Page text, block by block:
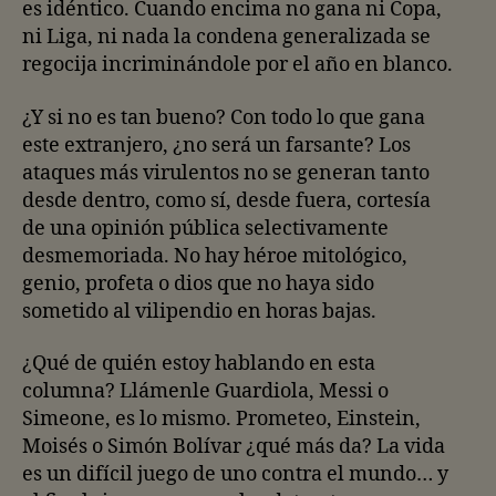
es idéntico. Cuando encima no gana ni Copa,
ni Liga, ni nada la condena generalizada se
regocija incriminándole por el año en blanco.
¿Y si no es tan bueno? Con todo lo que gana
este extranjero, ¿no será un farsante? Los
ataques más virulentos no se generan tanto
desde dentro, como sí, desde fuera, cortesía
de una opinión pública selectivamente
desmemoriada. No hay héroe mitológico,
genio, profeta o dios que no haya sido
sometido al vilipendio en horas bajas.
¿Qué de quién estoy hablando en esta
columna? Llámenle Guardiola, Messi o
Simeone, es lo mismo. Prometeo, Einstein,
Moisés o Simón Bolívar ¿qué más da? La vida
es un difícil juego de uno contra el mundo… y